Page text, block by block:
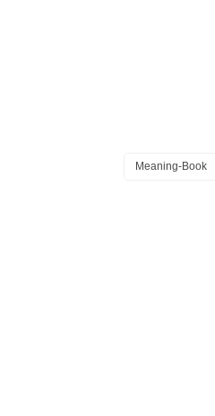
Meaning-Book